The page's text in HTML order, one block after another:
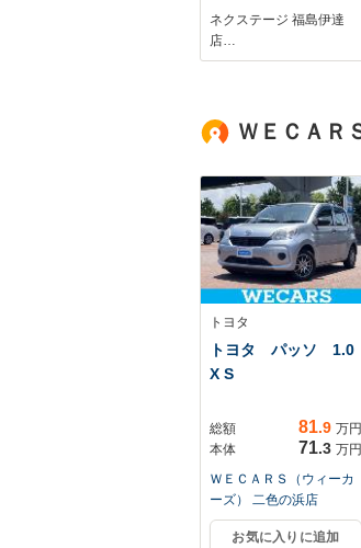
シートヒーター ド
ラレコ コーナーセ
ンサー スマートキ
ーム 車線逸脱警
ネクステージ 福島伊達
店…
ＷＥＣＡＲ
トヨタ
トヨタ パッソ 1.0
X S
総額 81.9 万円
本体
71.3 万円
ＷＥＣＡＲＳ（ウィーカ
ーズ） 二色の浜店
お気に入りに追加